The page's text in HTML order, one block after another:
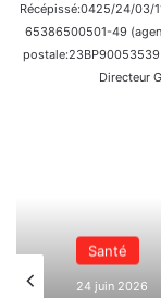
Récépissé:0425/24/03/
65386500501-49
Directeur
Santé
Nationale
31 mai 2026